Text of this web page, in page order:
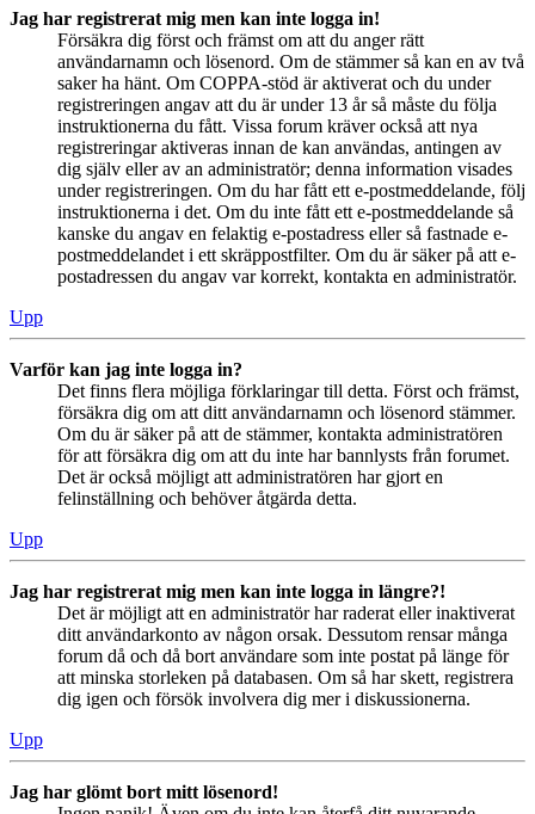
Jag har registrerat mig men kan inte logga in!
Försäkra dig först och främst om att du anger rätt
användarnamn och lösenord. Om de stämmer så kan en av två
saker ha hänt. Om COPPA-stöd är aktiverat och du under
registreringen angav att du är under 13 år så måste du följa
instruktionerna du fått. Vissa forum kräver också att nya
registreringar aktiveras innan de kan användas, antingen av
dig själv eller av an administratör; denna information visades
under registreringen. Om du har fått ett e-postmeddelande, följ
instruktionerna i det. Om du inte fått ett e-postmeddelande så
kanske du angav en felaktig e-postadress eller så fastnade e-
postmeddelandet i ett skräppostfilter. Om du är säker på att e-
postadressen du angav var korrekt, kontakta en administratör.
Upp
Varför kan jag inte logga in?
Det finns flera möjliga förklaringar till detta. Först och främst,
försäkra dig om att ditt användarnamn och lösenord stämmer.
Om du är säker på att de stämmer, kontakta administratören
för att försäkra dig om att du inte har bannlysts från forumet.
Det är också möjligt att administratören har gjort en
felinställning och behöver åtgärda detta.
Upp
Jag har registrerat mig men kan inte logga in längre?!
Det är möjligt att en administratör har raderat eller inaktiverat
ditt användarkonto av någon orsak. Dessutom rensar många
forum då och då bort användare som inte postat på länge för
att minska storleken på databasen. Om så har skett, registrera
dig igen och försök involvera dig mer i diskussionerna.
Upp
Jag har glömt bort mitt lösenord!